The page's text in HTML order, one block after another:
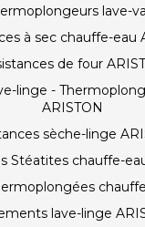
lave-
à sec chauffe-eau
de four
linge -
ARISTON
sèche-linge
Stéatites chauffe-
lave-linge